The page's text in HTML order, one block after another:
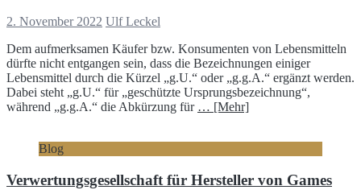
2. November 2022 Ulf Leckel
Dem aufmerksamen Käufer bzw. Konsumenten von Lebensmitteln
dürfte nicht entgangen sein, dass die Bezeichnungen einiger
Lebensmittel durch die Kürzel „g.U.“ oder „g.g.A.“ ergänzt werden.
Dabei steht „g.U.“ für „geschützte Ursprungsbezeichnung“,
während „g.g.A.“ die Abkürzung für … [Mehr]
Blog
Verwertungsgesellschaft für Hersteller von Games